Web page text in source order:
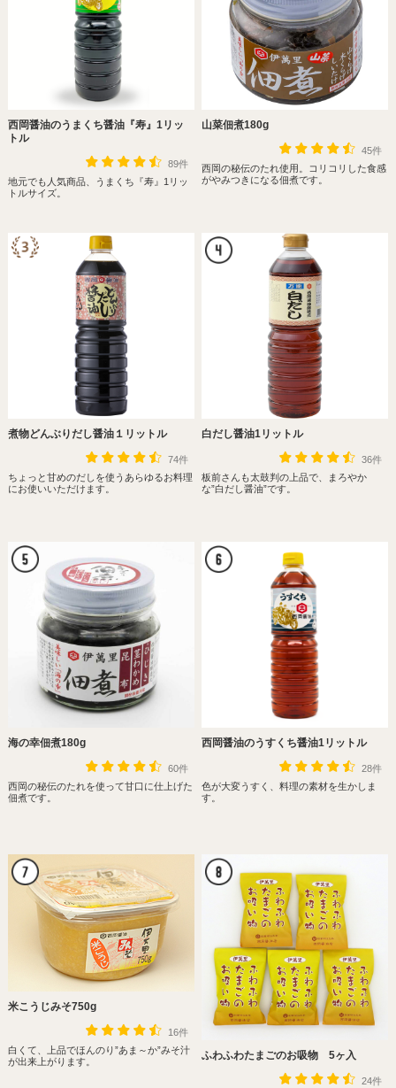
西岡醤油のうまくち醤油『寿』1リッ
トル
89件
地元でも人気商品、うまくち『寿』1リッ
トルサイズ。
山菜佃煮180g
45件
西岡の秘伝のたれ使用。コリコリした食感
がやみつきになる佃煮です。
煮物どんぶりだし醤油１リットル
74件
ちょっと甘めのだしを使うあらゆるお料理
にお使いいただけます。
白だし醤油1リットル
36件
板前さんも太鼓判の上品で、まろやか
な”白だし醤油”です。
海の幸佃煮180g
60件
西岡の秘伝のたれを使って甘口に仕上げた
佃煮です。
西岡醤油のうすくち醤油1リットル
28件
色が大変うすく、料理の素材を生かしま
す。
米こうじみそ750g
16件
白くて、上品でほんのり”あま～か”みそ汁
が出来上がります。
ふわふわたまごのお吸物 5ヶ入
24件